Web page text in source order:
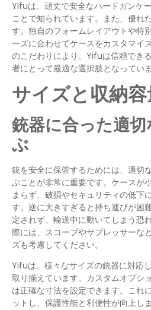
Yifuは、頑丈で安全なハードガンケ
ことで知られています。また、優れ
す。独自のフォームレイアウトや特
ーズに合わせてケースをカスタマイ
のこだわりにより、Yifuは信頼でき
者にとって最適な選択肢となっていま
サイズと収納
銃器に合った適
ぶ
銃を安全に保管するためには、適切
ぶことが非常に重要です。ケースが
まらず、破損やセキュリティの低下
す。逆に大きすぎると持ち運びが困
定されず、輸送中に動いてしまう恐
際には、スコープやサプレッサーな
ズも考慮してください。
Yifuは、様々なサイズの銃器に対応
取り揃えています。カスタムオプシ
は正確な寸法を設定できます。これ
ットし、保護性能と利便性が向上しま